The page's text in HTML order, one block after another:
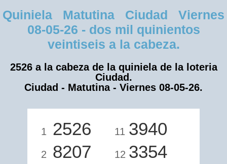
Quiniela Matutina Ciudad Viernes
08-05-26 - dos mil quinientos
veintiseis a la cabeza.
2526 a la cabeza de la quiniela de la loteria
Ciudad.
Ciudad - Matutina - Viernes 08-05-26.
1 2526
2 8207
11 3940
12 3354